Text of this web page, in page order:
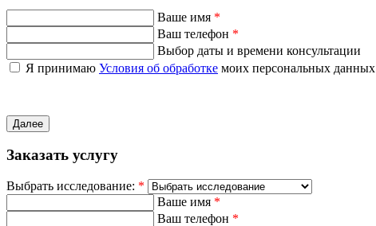
Ваше имя *
Ваш телефон *
Выбор даты и времени консультации
Я принимаю Условия об обработке моих персональных данных
Далее
Заказать услугу
Выбрать исследование: *
Ваше имя *
Ваш телефон *